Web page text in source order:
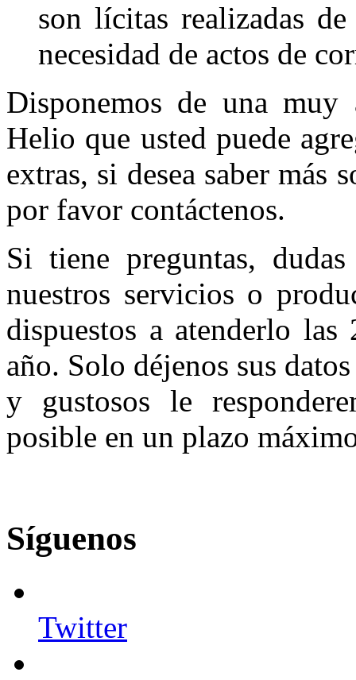
son lícitas realizadas
necesidad de actos de
Disponemos de una
Helio que usted puede
extras, si desea saber más
por favor contáctenos.
Si tiene preguntas,
nuestros servicios o
dispuestos a atenderlo
año. Solo déjenos sus
y gustosos le
posible en un plazo
Síguenos
Twitter